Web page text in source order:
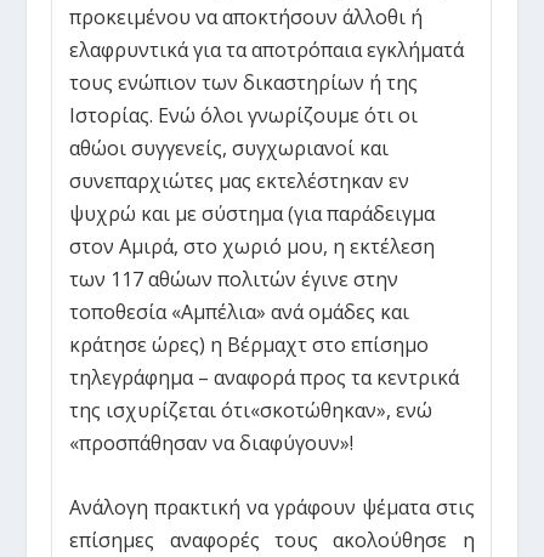
προκειμένου να αποκτήσουν άλλοθι ή
ελαφρυντικά για τα αποτρόπαια εγκλήματά
τους ενώπιον των δικαστηρίων ή της
Ιστορίας. Ενώ όλοι γνωρίζουμε ότι οι
αθώοι συγγενείς, συγχωριανοί και
συνεπαρχιώτες μας εκτελέστηκαν εν
ψυχρώ και με σύστημα (για παράδειγμα
στον Αμιρά, στο χωριό μου, η εκτέλεση
των 117 αθώων πολιτών έγινε στην
τοποθεσία «Αμπέλια» ανά ομάδες και
κράτησε ώρες) η Βέρμαχτ στο επίσημο
τηλεγράφημα – αναφορά προς τα κεντρικά
της ισχυρίζεται ότι«σκοτώθηκαν», ενώ
«προσπάθησαν να διαφύγουν»!
Ανάλογη πρακτική να γράφουν ψέματα στις
επίσημες αναφορές τους ακολούθησε η